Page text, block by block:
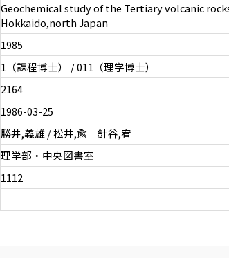
Geochemical study of the Tertiary volcanic
Hokkaido,north Japan
1985
1（課程博士） / 011（理学博士）
2164
1986-03-25
勝井,義雄 / 松井,愈 針谷,宥
理学部・中央図書室
1112